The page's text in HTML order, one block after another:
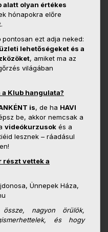
alatt olyan értékes
hónapokra előre
pontosan ezt adja neked:
lehetőségeket és a
, amiket ma az
világában
Klub hangulata?
is, de ha HAVI
be, akkor nemcsak a
videókurzusok és a
lesznek – ráadásul
részt vettek a
Ünnepek Háza,
össze, nagyon örülök,
és hogy